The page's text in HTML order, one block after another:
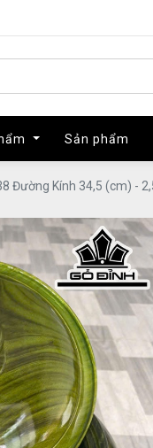
Sản phẩm
Sản phẩm
Đường Kính 34,5 (cm) -